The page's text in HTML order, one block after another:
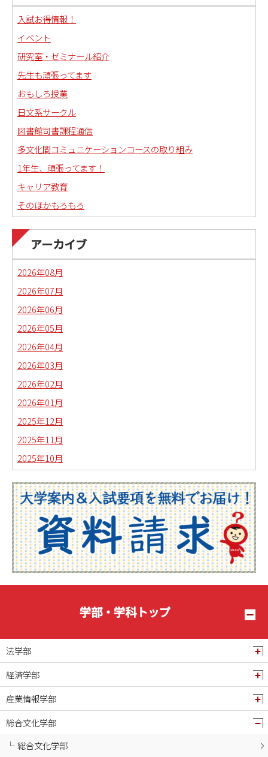
入試お得情報！
イベント
研究室・ゼミナール紹介
先生も頑張ってます
おもしろ授業
日文系サークル
図書館司書課程通信
多文化間コミュニケーションコースの取り組み
1年生、頑張ってます！
キャリア教育
そのほかもろもろ
日本語教育副専攻課程通信(日本語教師)
琉球沖縄文化コースの取り組み
アーカイブ
2026年08月
2026年07月
2026年06月
2026年05月
2026年04月
2026年03月
2026年02月
2026年01月
2025年12月
2025年11月
2025年10月
2025年08月
2025年07月
2025年06月
2025年05月
2025年04月
2025年03月
2024年12月
2024年11月
2024年10月
2024年09月
2024年08月
学部・学科トップ
法学部
経済学部
産業情報学部
総合文化学部
総合文化学部